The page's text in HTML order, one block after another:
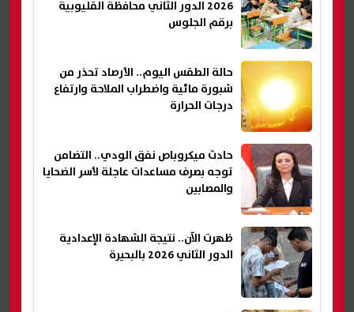
2026 الدور الثاني محافظة القليوبية
برقم الجلوس
حالة الطقس اليوم.. الأرصاد تحذر من
شبورة مائية واضطراب الملاحة وارتفاع
درجات الحرارة
حادث ميكروباص نفق الودي.. التضامن
توجه بصرف مساعدات عاجلة لأسر الضحايا
والمصابين
ظهرت الآن.. نتيجة الشهادة الإعدادية
الدور الثاني 2026 بالبحيرة